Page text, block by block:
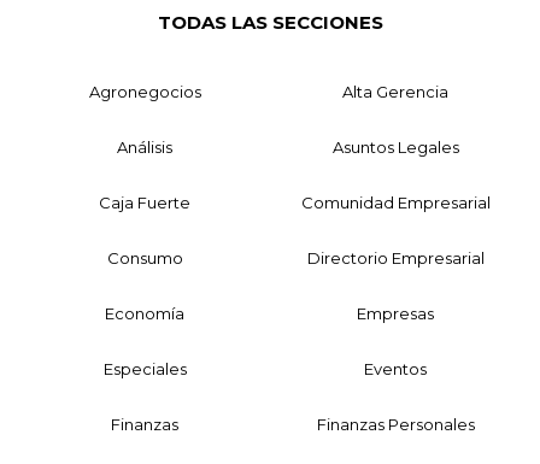
TODAS LAS SECCIONES
Agronegocios Alta Gerencia
Análisis Asuntos Legales
Caja Fuerte Comunidad Empresarial
Consumo Directorio Empresarial
Economía Empresas
Especiales Eventos
Finanzas Finanzas Personales